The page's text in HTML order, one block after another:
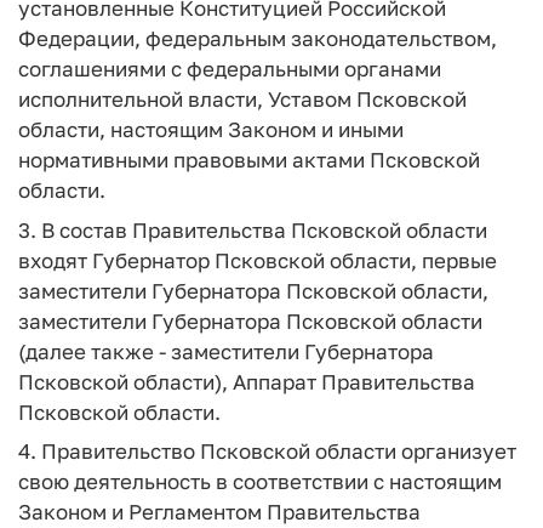
установленные Конституцией Российской
Федерации, федеральным законодательством,
соглашениями с федеральными органами
исполнительной власти, Уставом Псковской
области, настоящим Законом и иными
нормативными правовыми актами Псковской
области.
3. В состав Правительства Псковской области
входят Губернатор Псковской области, первые
заместители Губернатора Псковской области,
заместители Губернатора Псковской области
(далее также - заместители Губернатора
Псковской области), Аппарат Правительства
Псковской области.
4. Правительство Псковской области организует
свою деятельность в соответствии с настоящим
Законом и Регламентом Правительства